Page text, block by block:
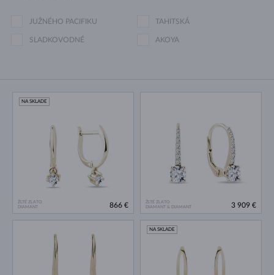
JUŽNÉHO PACIFIKU TAHITSKÁ
SLADKOVODNÉ AKOYA
ŽLTÉ ZLATO
DIAMANT
NA SKLADE
866 €
ŽLTÉ ZLATO
DIAMANT & DIAMANT
3 909 €
NA SKLADE